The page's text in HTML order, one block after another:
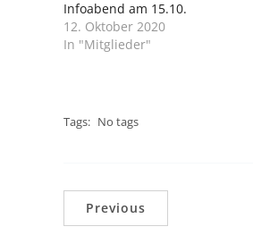
Infoabend am 15.10.
12. Oktober 2020
In "Mitglieder"
Tags: No tags
Previous